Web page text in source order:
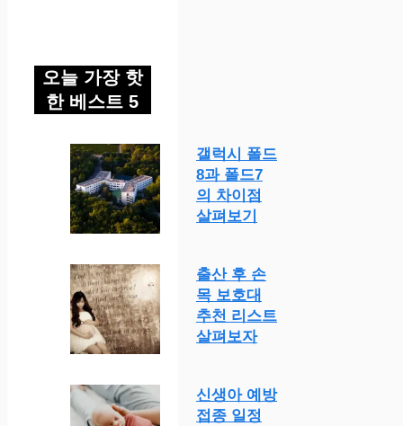
오늘 가장 핫
한 베스트 5
갤럭시 폴드
8과 폴드7
의 차이점
살펴보기
출산 후 손
목 보호대
추천 리스트
살펴보자
신생아 예방
접종 일정